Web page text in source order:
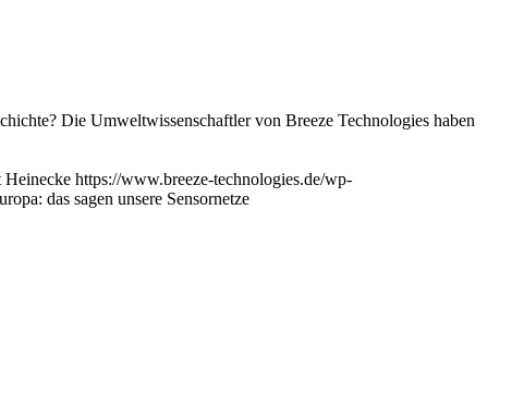
Die Umweltwissenschaftler von Breeze Technologies haben
Heinecke https://www.breeze-technologies.de/wp-
das sagen unsere Sensornetze